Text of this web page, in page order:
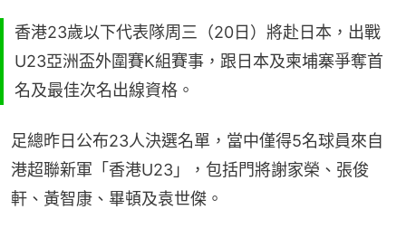
香港23歲以下代表隊周三（20日）將赴日本，出戰
U23亞洲盃外圍賽K組賽事，跟日本及柬埔寨爭奪首
名及最佳次名出線資格。
足總昨日公布23人決選名單，當中僅得5名球員來自
港超聯新軍「香港U23」，包括門將謝家榮、張俊
軒、黃智康、畢頓及袁世傑。